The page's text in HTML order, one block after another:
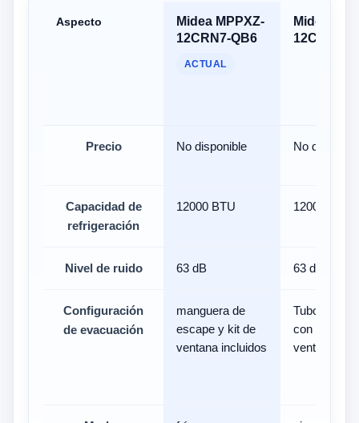
Aspecto
Midea MPPXZ-
12CRN7-QB6
ACTUAL
Midea
12CRN7-
Precio No disponible No
Capacidad de
refrigeración
12000 BTU 12000 BTU
Nivel de ruido 63 dB 63 dB
Configuración
de evacuación
manguera de
escape y kit de
ventana incluidos
Tubo de
con kit de
ventana